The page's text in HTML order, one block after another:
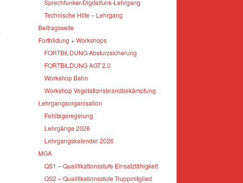
Sprechfunker-Digitalfunk-Lehrgang
Technische Hilfe – Lehrgang
Beitragsseite
Fortbildung + Workshops
FORTBILDUNG Absturzsicherung
FORTBILDUNG AGT 2.0
Workshop Bahn
Workshop Vegetationsbrandbekämpfung
Lehrgangsorganisation
Fehltageregelung
Lehrgänge 2026
Lehrgangskalender 2026
MGA
QS1 – Qualifikationsstufe Einsatzfähigkeit
QS2 – Qualifikationsstufe Truppmitglied